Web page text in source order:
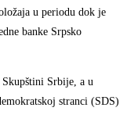
u periodu dok je
banke Srpsko
Srbije, a u
stranci (SDS)